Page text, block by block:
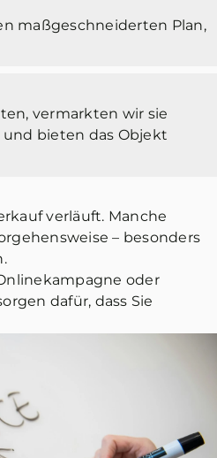
maßgeschneiderten Plan,
vermarkten wir sie
bieten das Objekt
verläuft. Manche
– besonders
oder
dafür, dass Sie